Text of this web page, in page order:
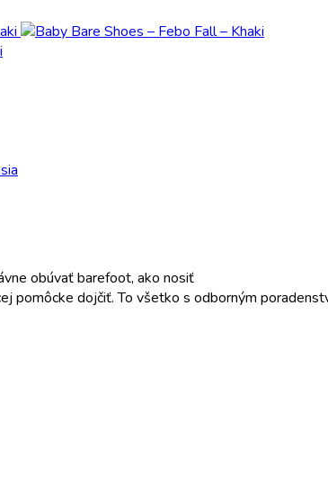
obúvať barefoot, ako nosiť
pomôcke dojčiť. To všetko s odborným